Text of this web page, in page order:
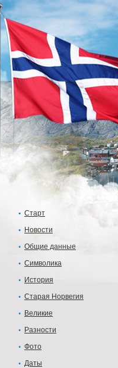
Старт
Новости
Общие данные
Символика
История
Старая Норвегия
Великие
Разности
Фото
Даты